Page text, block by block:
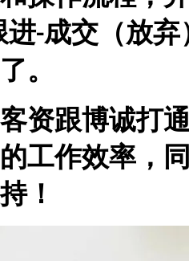
进-成交（放
。
资跟博诚打
工作效率，
！